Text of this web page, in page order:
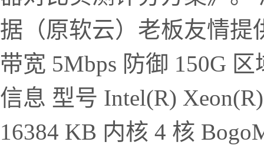
据（原软云）老板友情提
带宽 5Mbps 防御 150G
信息 型号 Intel(R)
16384 KB 内核 4 核